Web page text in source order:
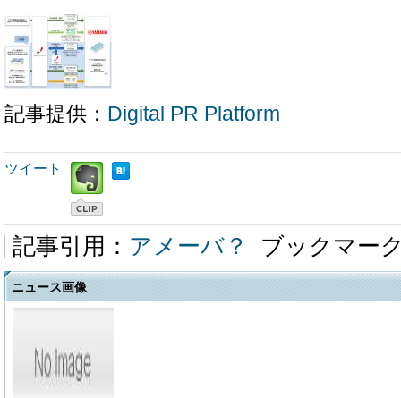
記事提供： Digital PR Platform
ツイート
記事引用： アメーバ？ ブックマー
ニュース画像